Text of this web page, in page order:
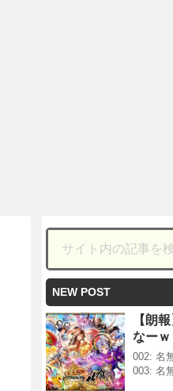
NEW POST
【朗
なーｗ
002: 名
003: 名